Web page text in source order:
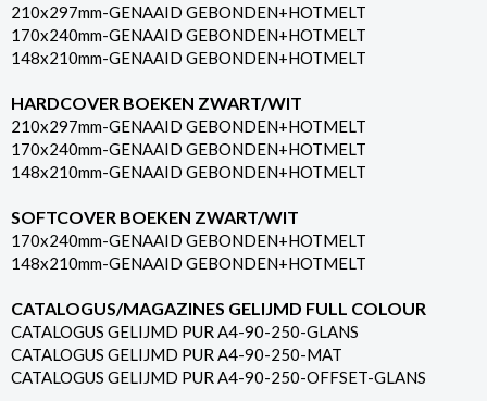
210x297mm-GENAAID GEBONDEN+HOTMELT
170x240mm-GENAAID GEBONDEN+HOTMELT
148x210mm-GENAAID GEBONDEN+HOTMELT
HARDCOVER BOEKEN ZWART/WIT
210x297mm-GENAAID GEBONDEN+HOTMELT
170x240mm-GENAAID GEBONDEN+HOTMELT
148x210mm-GENAAID GEBONDEN+HOTMELT
SOFTCOVER BOEKEN ZWART/WIT
170x240mm-GENAAID GEBONDEN+HOTMELT
148x210mm-GENAAID GEBONDEN+HOTMELT
CATALOGUS/MAGAZINES GELIJMD FULL COLOUR
CATALOGUS GELIJMD PUR A4-90-250-GLANS
CATALOGUS GELIJMD PUR A4-90-250-MAT
CATALOGUS GELIJMD PUR A4-90-250-OFFSET-GLANS